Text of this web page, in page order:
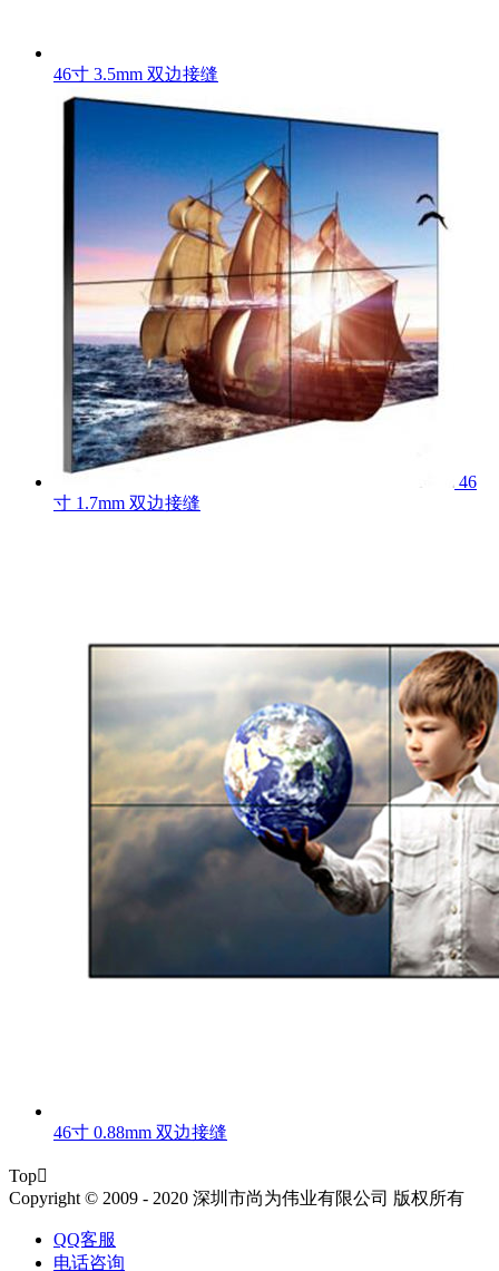
46寸 3.5mm 双边接缝
46
寸 1.7mm 双边接缝
46寸 0.88mm 双边接缝
Top
Copyright © 2009 - 2020 深圳市尚为伟业有限公司 版权所有
QQ客服
电话咨询